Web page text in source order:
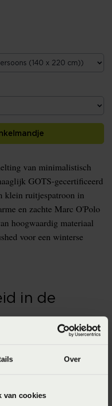
Over
van cookies
van minimalistisch
GOTS-gecertificeerd
klein ruitjespatroon in
en zachte Marc O'Polo
hoogwaardig materiaal
voor een winterse
in de
niet altijd verkrijgbaar in